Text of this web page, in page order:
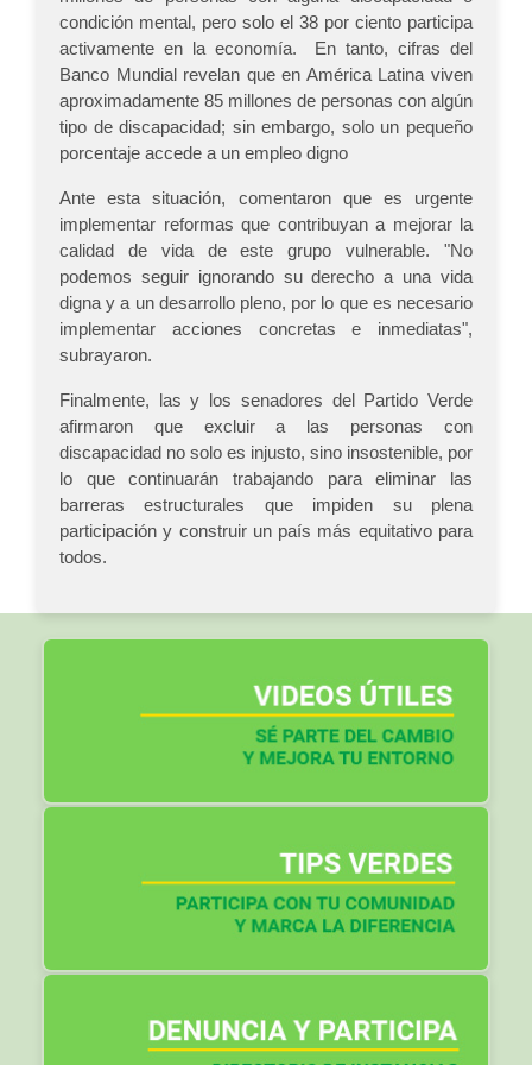
condición mental, pero solo el 38 por ciento participa
activamente en la economía. En tanto, cifras del
Banco Mundial revelan que en América Latina viven
aproximadamente 85 millones de personas con algún
tipo de discapacidad; sin embargo, solo un pequeño
porcentaje accede a un empleo digno
Ante esta situación, comentaron que es urgente
implementar reformas que contribuyan a mejorar la
calidad de vida de este grupo vulnerable. "No
podemos seguir ignorando su derecho a una vida
digna y a un desarrollo pleno, por lo que es necesario
implementar acciones concretas e inmediatas",
subrayaron.
Finalmente, las y los senadores del Partido Verde
afirmaron que excluir a las personas con
discapacidad no solo es injusto, sino insostenible, por
lo que continuarán trabajando para eliminar las
barreras estructurales que impiden su plena
participación y construir un país más equitativo para
todos.